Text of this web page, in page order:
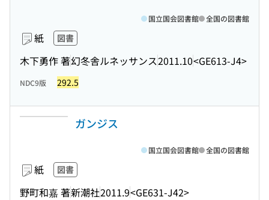
紙 図書
木下勇作 著幻冬舎ルネッサンス2011.10<GE613-J4>
国立国会図書館 全国の図書館
NDC9版 292.5
ガンジス
紙 図書
野町和嘉 著新潮社2011.9<GE631-J42>
国立国会図書館 全国の図書館